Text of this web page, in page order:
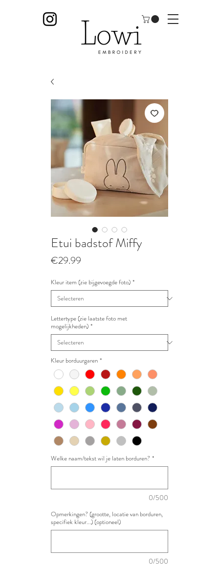
Etui badstof Miffy
€29.99
Kleur item (zie bijgevoegde foto) *
Lettertype (zie laatste foto met
mogelijkheden) *
Kleur borduurgaren *
Welke naam/tekst wil je laten borduren? *
0/500
Opmerkingen? (grootte, locatie van borduren,
specifiek kleur...) (optioneel)
0/500